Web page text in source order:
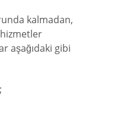
kalmadan,
aşağıdaki gibi